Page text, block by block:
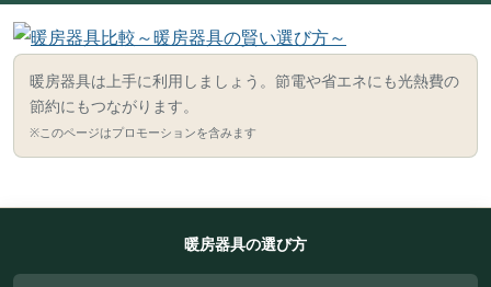
暖房器具は上手に利用しましょう。節電や省エネにも光熱費の
節約にもつながります。
※このページはプロモーションを含みます
暖房器具の選び方